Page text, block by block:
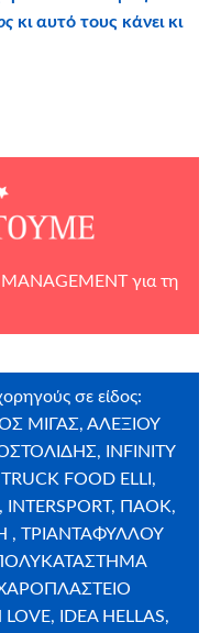
κι αυτό τους κάνει κι
για τη
σε είδος:
ΜΙΓΑΣ, ΑΛΕΞΙΟΥ
INFINITY
FOOD ELLI,
ΠΑΟΚ,
, ΤΡΙΑΝΤΑΦΥΛΛΟΥ
IDEA HELLAS,